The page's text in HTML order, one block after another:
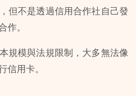
但不是透過信用合作社自己發
作。
規模與法規限制，大多無法像
信用卡。